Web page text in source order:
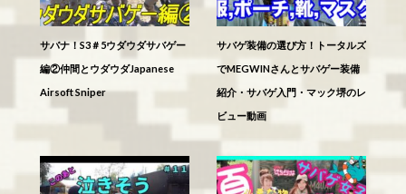
サバナ！S3＃5ウダウダサバゲー
編②仲間とウダウダJapanese
Airsoft Sniper
サバゲ装備の選び方！トータルズ
でMEGWINさんとサバゲー装備
紹介・サバゲ入門・マック堺のレ
ビュー動画